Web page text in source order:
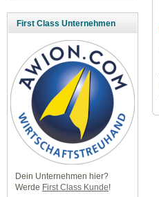
First Class Unternehmen
Dein Unternehmen hier?
Werde First Class Kunde!